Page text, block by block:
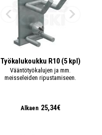
Työkalukoukku R10 (5 kpl)
Vääntötyökalujen ja mm.
meisseleiden ripustamiseen.
Alkaen 25,34€